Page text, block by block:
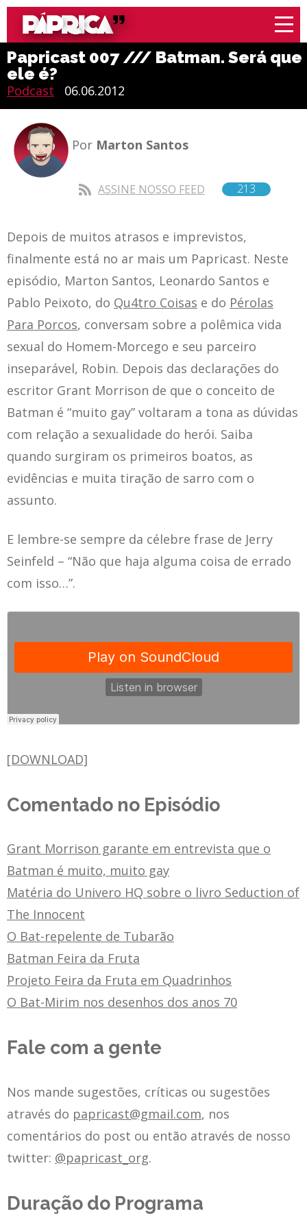
Papricast 007 /// Batman. Será que
ele é?
Podcast 06.06.2012
Por Marton Santos
ASSINE NOSSO FEED 213
Depois de muitos atrasos e imprevistos,
finalmente está no ar mais um Papricast. Neste
episódio, Marton Santos, Leonardo Santos e
Pablo Peixoto, do Qu4tro Coisas e do Pérolas
Para Porcos, conversam sobre a polêmica vida
sexual do Homem-Morcego e seu parceiro
inseparável, Robin. Depois das declarações do
escritor Grant Morrison de que o conceito de
Batman é “muito gay” voltaram a tona as dúvidas
com relação a sexualidade do herói. Saiba
quando surgiram os primeiros boatos, as
evidências e muita tiração de sarro com o
assunto.
E lembre-se sempre da célebre frase de Jerry
Seinfeld – “Não que haja alguma coisa de errado
com isso…”.
[DOWNLOAD]
Comentado no Episódio
Grant Morrison garante em entrevista que o
Batman é muito, muito gay
Matéria do Univero HQ sobre o livro Seduction of
The Innocent
O Bat-repelente de Tubarão
Batman Feira da Fruta
Projeto Feira da Fruta em Quadrinhos
O Bat-Mirim nos desenhos dos anos 70
Fale com a gente
Nos mande sugestões, críticas ou sugestões
através do papricast@gmail.com, nos
comentários do post ou então através de nosso
twitter: @papricast_org.
Duração do Programa